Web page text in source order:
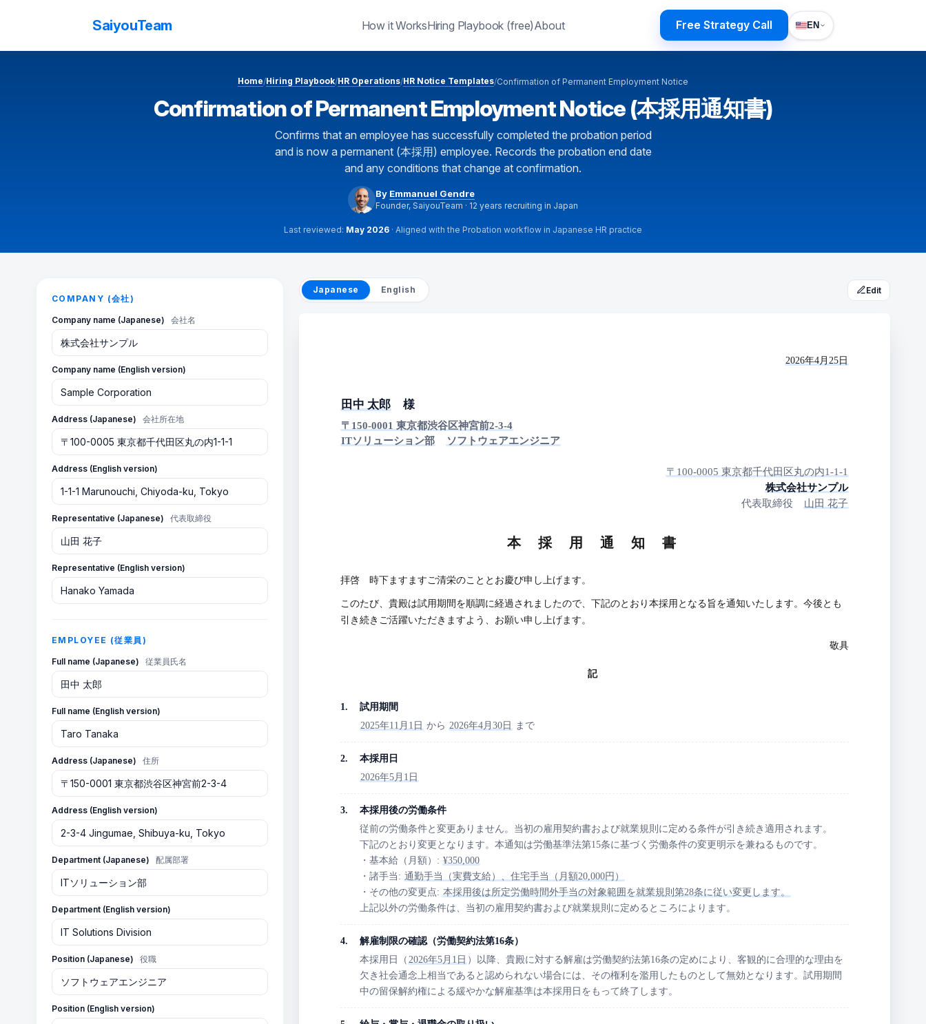
SaiyouTeam How it WorksHiring Playbook (free)About Free Strategy Call EN
Home/Hiring Playbook/HR Operations/HR Notice Templates/Confirmation of Permanent Employment Notice
Confirmation of Permanent Employment Notice (本採用通知書)
Confirms that an employee has successfully completed the probation period
and is now a permanent (本採用) employee. Records the probation end date
and any conditions that change at confirmation.
By Emmanuel Gendre
Founder, SaiyouTeam · 12 years recruiting in Japan
Last reviewed: May 2026 · Aligned with the Probation workflow in Japanese HR practice
Confirmation of Permanent Employment Notice generator
COMPANY (会社)
Company name (Japanese) 会社名
Company name (English version)
Address (Japanese) 会社所在地
Address (English version)
Representative (Japanese) 代表取締役
Representative (English version)
EMPLOYEE (従業員)
Full name (Japanese) 従業員氏名
Full name (English version)
Address (Japanese) 住所
Address (English version)
Department (Japanese) 配属部署
Department (English version)
Position (Japanese) 役職
Position (English version)
Japanese English Edit
2026年4月25日
田中 太郎 様
〒150-0001 東京都渋谷区神宮前2-3-4
ITソリューション部
ソフトウェアエンジニア
〒100-0005 東京都千代田区丸の内1-1-1
株式会社サンプル
代表取締役
山田 花子
本 採 用 通 知 書
拝啓 時下ますますご清栄のこととお慶び申し上げます。
このたび、貴殿は試用期間を順調に経過されましたので、下記のとおり本採用となる旨を通知いたします。今後とも
引き続きご活躍いただきますよう、お願い申し上げます。
敬具
記
試用期間
2025年11月1日 から 2026年4月30日 まで
本採用日
2026年5月1日
本採用後の労働条件
従前の労働条件と変更ありません。当初の雇用契約書および就業規則に定める条件が引き続き適用されます。
下記のとおり変更となります。本通知は労働基準法第15条に基づく労働条件の変更明示を兼ねるものです。
・基本給（月額）: ¥350,000
・諸手当: 通勤手当（実費支給）、住宅手当（月額20,000円）
・その他の変更点: 本採用後は所定労働時間外手当の対象範囲を就業規則第28条に従い変更します。
上記以外の労働条件は、当初の雇用契約書および就業規則に定めるところによります。
解雇制限の確認（労働契約法第16条）
本採用日（ 2026年5月1日 ）以降、貴殿に対する解雇は労働契約法第16条の定めにより、客観的に合理的な理由を
欠き社会通念上相当であると認められない場合には、その権利を濫用したものとして無効となります。試用期間
中の留保解約権による緩やかな解雇基準は本採用日をもって終了します。